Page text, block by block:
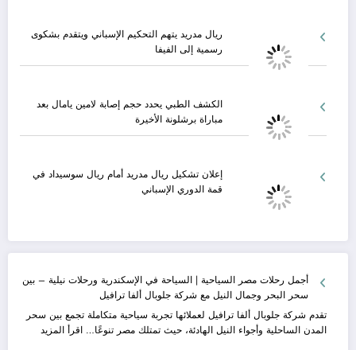
ريال مدريد يتهم التحكيم الإسباني ويتقدم بشكوى
رسمية إلى الفيفا
الكشف الطبي يحدد حجم إصابة لامين يامال بعد
مباراة برشلونة الأخيرة
إعلان تشكيل ريال مدريد أمام ريال سوسيداد في
قمة الدوري الإسباني
أجمل رحلات مصر السياحية | السياحة في الإسكندرية ورحلات نيلية – بين
سحر البحر وجمال النيل مع شركة جلوبال ألفا ترافيل
تقدم شركة جلوبال ألفا ترافيل لعملائها تجربة سياحية متكاملة تجمع بين سحر
المدن الساحلية وأجواء النيل الهادئة، حيث تمتلك مصر تنوعًا… اقرأ المزيد
: